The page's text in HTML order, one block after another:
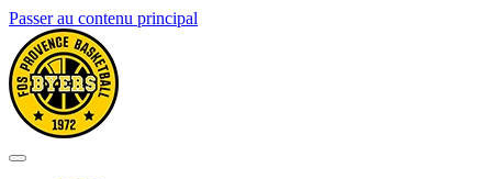
Passer au contenu principal